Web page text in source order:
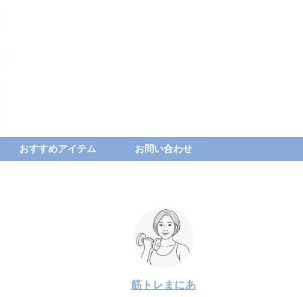
おすすめアイテム お問い合わせ
筋トレまにあ